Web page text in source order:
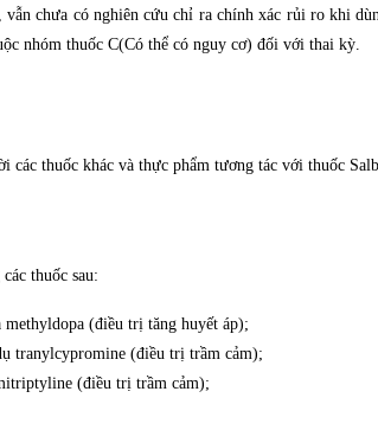
chưa có nghiên cứu chỉ ra chính xác rủi ro khi
nhóm thuốc C(Có thể có nguy cơ) đối với thai kỳ.
các thuốc khác và thực phẩm tương tác với thuốc
thuốc sau:
(điều trị tăng huyết áp);
tranylcypromine (điều trị trầm cảm);
(điều trị trầm cảm);